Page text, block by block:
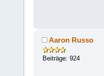
Aaron Russo
Beiträge: 924